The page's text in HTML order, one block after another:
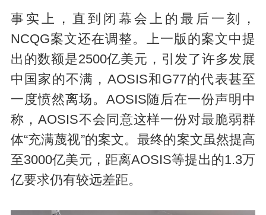
事实上，直到闭幕会上的最后一刻，
NCQG案文还在调整。上一版的案文中提
出的数额是2500亿美元，引发了许多发展
中国家的不满，AOSIS和G77的代表甚至
一度愤然离场。AOSIS随后在一份声明中
称，AOSIS不会同意这样一份对最脆弱群
体“充满蔑视”的案文。最终的案文虽然提高
至3000亿美元，距离AOSIS等提出的1.3万
亿要求仍有较远差距。